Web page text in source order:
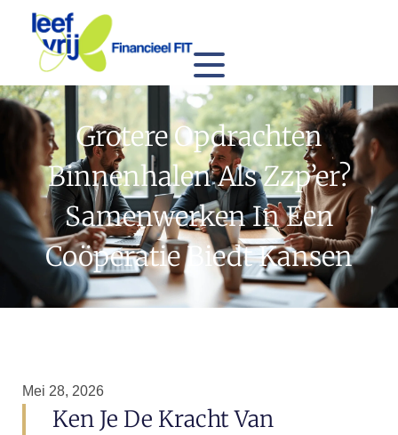
Grotere Opdrachten
Binnenhalen Als Zzp’er?
Samenwerken In Een
Coöperatie Biedt Kansen
Mei 28, 2026
Ken Je De Kracht Van